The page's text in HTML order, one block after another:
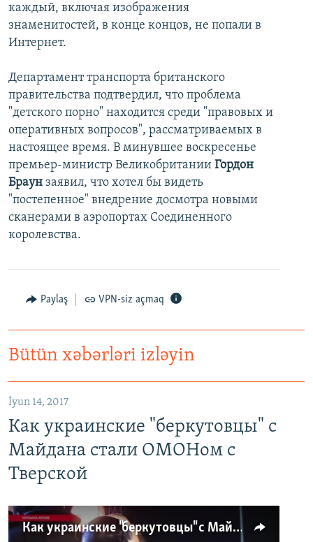
каждый, включая изображения
знаменитостей, в конце концов, не попали в
Интернет.
Департамент транспорта британского
правительства подтвердил, что проблема
"детского порно" находится среди "правовых и
оперативных вопросов", рассматриваемых в
настоящее время. В минувшее воскресенье
премьер-министр Великобритании Гордон
Браун заявил, что хотел бы видеть
"постепенное" внедрение досмотра новыми
сканерами в аэропортах Соединенного
королевства.
Paylaş VPN-siz açmaq
Bütün xəbərləri izləyin
İyun 14, 2017
Как украинские "беркутовцы" с
Майдана стали ОМОНом с
Тверской
Как украинские "беркутовцы" с Майдана стали ОМОНом с Тверской